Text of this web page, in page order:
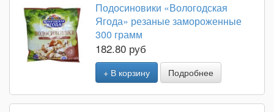
Подосиновики «Вологодская
Ягода» резаные замороженные
300 грамм
182.80 руб
+ В корзину Подробнее